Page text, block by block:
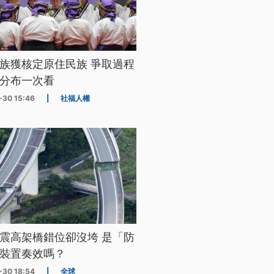
獲核定原住民族 爭取過程
布一次看
15:46 社福人權
高架橋錯位卻沒垮 是「防
置奏效嗎？
18:54 全球